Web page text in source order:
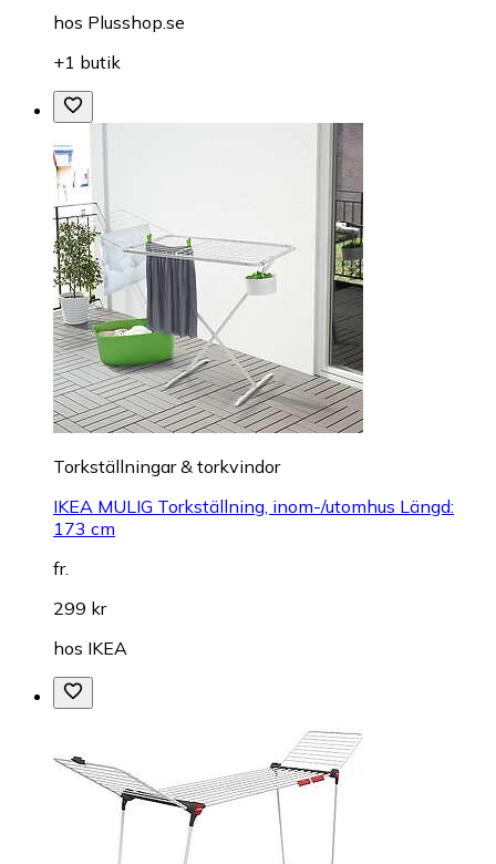
hos Plusshop.se
+1 butik
Torkställningar & torkvindor
IKEA MULIG Torkställning, inom-/utomhus Längd:
173 cm
fr.
299 kr
hos IKEA